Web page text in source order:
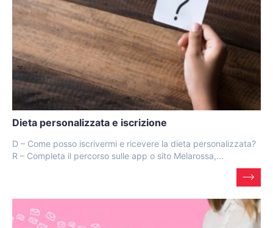
Dieta personalizzata e iscrizione
D – Come posso iscrivermi e ricevere la dieta personalizzata?
R – Completa il percorso sulle app o sito Melarossa,...